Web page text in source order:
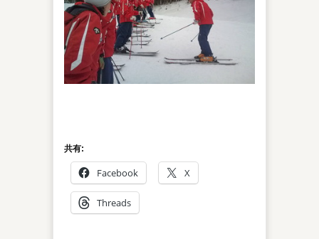
共有:
Facebook X
Threads